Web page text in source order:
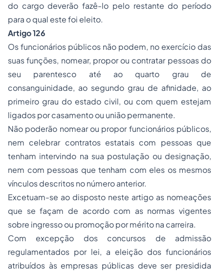
do cargo deverão fazê-lo pelo restante do período
para o qual este foi eleito.
Artigo 126
Os funcionários públicos não podem, no exercício das
suas funções, nomear, propor ou contratar pessoas do
seu parentesco até ao quarto grau de
consanguinidade, ao segundo grau de afinidade, ao
primeiro grau do estado civil, ou com quem estejam
ligados por casamento ou união permanente.
Não poderão nomear ou propor funcionários públicos,
nem celebrar contratos estatais com pessoas que
tenham intervindo na sua postulação ou designação,
nem com pessoas que tenham com eles os mesmos
vínculos descritos no número anterior.
Excetuam-se ao disposto neste artigo as nomeações
que se façam de acordo com as normas vigentes
sobre ingresso ou promoção por mérito na carreira.
Com excepção dos concursos de admissão
regulamentados por lei, a eleição dos funcionários
atribuídos às empresas públicas deve ser presidida